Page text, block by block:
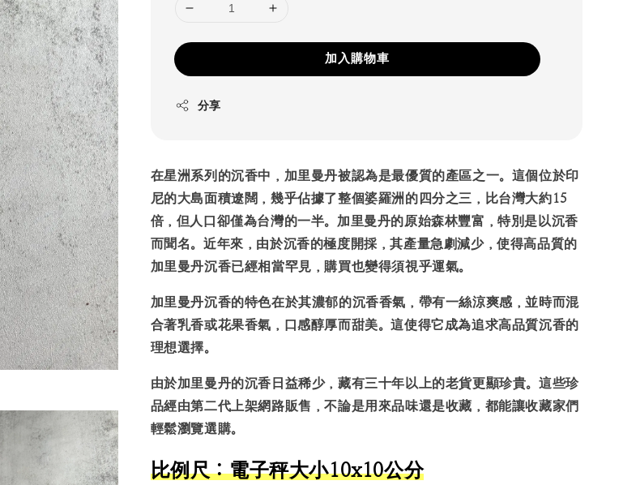
加入購物車
分享
在星洲系列的沉香中，加里曼丹被認為是最優質的產區之一。這個位於印
尼的大島面積遼闊，幾乎佔據了整個婆羅洲的四分之三，比台灣大約15
倍，但人口卻僅為台灣的一半。加里曼丹的原始森林豐富，特別是以沉香
而聞名。近年來，由於沉香的極度開採，其產量急劇減少，使得高品質的
加里曼丹沉香已經相當罕見，購買也變得須視乎運氣。
加里曼丹沉香的特色在於其濃郁的沉香香氣，帶有一絲涼爽感，並時而混
合著乳香或花果香氣，口感醇厚而甜美。這使得它成為追求高品質沉香的
理想選擇。
由於加里曼丹的沉香日益稀少，藏有三十年以上的老貨更顯珍貴。這些珍
品經由第二代上架網路販售，不論是用來品味還是收藏，都能讓收藏家們
輕鬆瀏覽選購。
比例尺：電子秤大小10x10公分